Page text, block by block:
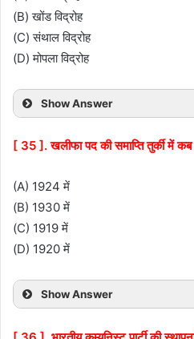
(B) खोंड विद्रोह
(C) संथाल विद्रोह
(D) मोपला विद्रोह
Show Answer
[ 35 ]. खलीफा पद की समाप्ति तुर्की में
(A) 1924 में
(B) 1930 में
(C) 1919 में
(D) 1920 में
Show Answer